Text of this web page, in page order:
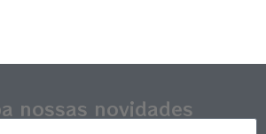
nossas novidades